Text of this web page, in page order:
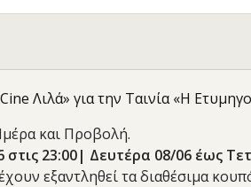
Λιλά» για την Ταινία «Η
και Προβολή.
23:00| Δευτέρα 08/06 έως
εξαντληθεί τα διαθέσιμα